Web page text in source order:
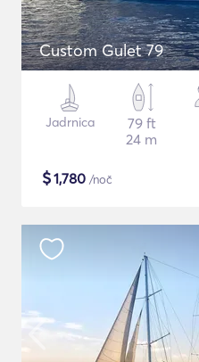
Custom Gulet 79
Jadrnica
79 ft
24 m
$1,780 /noč